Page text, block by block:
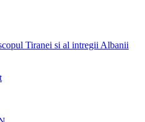
Tiranei si al intregii Albanii